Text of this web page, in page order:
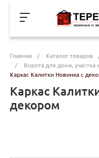
Главная / Каталог товаров
/
Ворота для дома, участка
Каркас Калитки Новинка с
Каркас
декором